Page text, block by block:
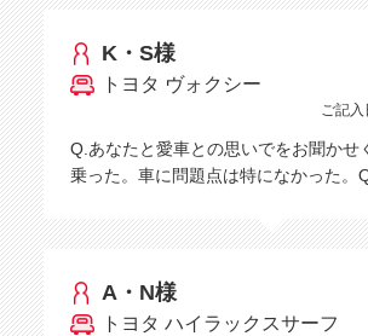
K・S様
トヨタ ヴォクシー
ご記
Q.あなたと愛車との思いでをお聞かせ
乗った。車に問題点は特になかった。
A・N様
トヨタ ハイラックスサーフ